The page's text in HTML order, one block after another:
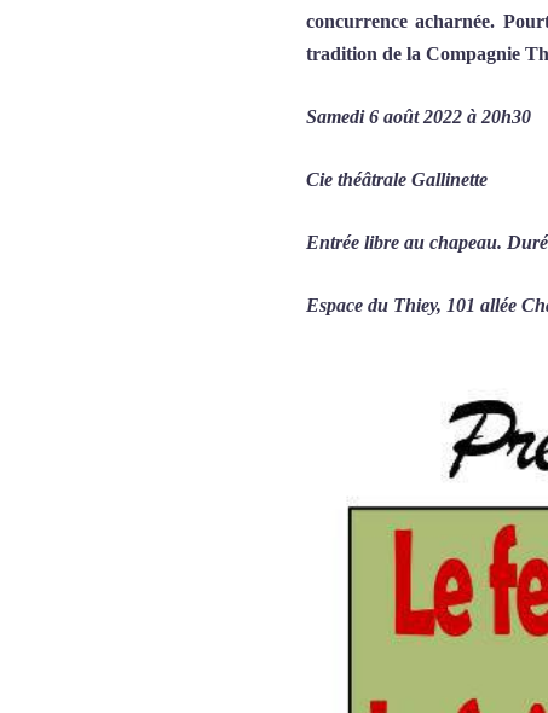
concurrence acharnée.
tradition de la Compagnie
Samedi 6 août 2022 à 20h30
Cie théâtrale Gallinette
Entrée libre au chapeau.
Espace du Thiey, 101 allée